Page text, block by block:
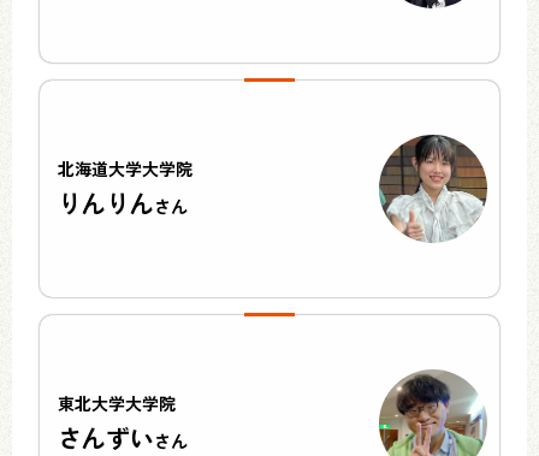
北海道大学大学院
りんりんさん
東北大学大学院
さんずいさん